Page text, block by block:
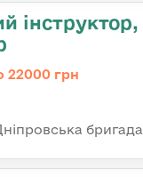
інструктор,
22000 грн
бригада